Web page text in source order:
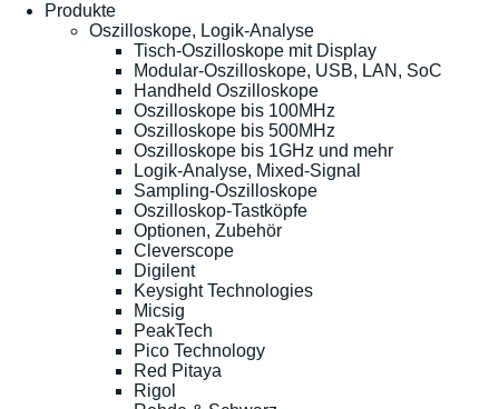
Produkte
Oszilloskope, Logik-Analyse
Tisch-Oszilloskope mit Display
Modular-Oszilloskope, USB, LAN, SoC
Handheld Oszilloskope
Oszilloskope bis 100MHz
Oszilloskope bis 500MHz
Oszilloskope bis 1GHz und mehr
Logik-Analyse, Mixed-Signal
Sampling-Oszilloskope
Oszilloskop-Tastköpfe
Optionen, Zubehör
Cleverscope
Digilent
Keysight Technologies
Micsig
PeakTech
Pico Technology
Red Pitaya
Rigol